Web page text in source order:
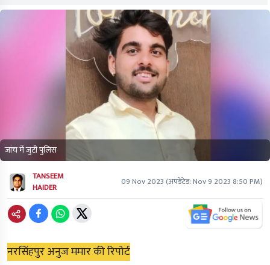
जांच में जुटी पुलिस
TANSEEM
HAIDER
09 Nov 2023(अपडेटेड:Nov 9 2023 8:50 PM)
नरसिंहपुर अनुज ममार की रिपोर्ट